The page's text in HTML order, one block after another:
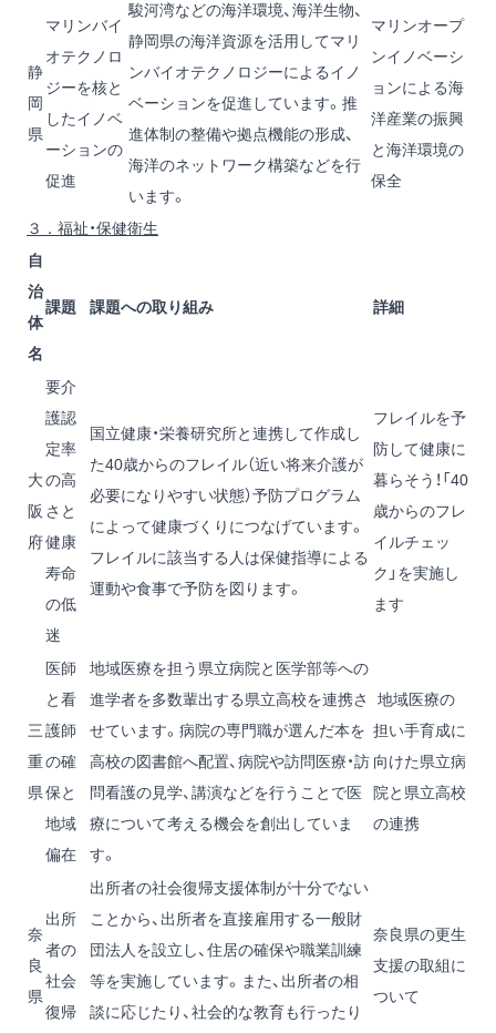
静
岡
県
マリンバイ
オテクノロ
ジーを核と
したイノベ
ーションの
促進
駿河湾などの海洋環境、海洋生物、
静岡県の海洋資源を活用してマリ
ンバイオテクノロジーによるイノ
ベーションを促進しています。推
進体制の整備や拠点機能の形成、
海洋のネットワーク構築などを行
います。
マリンオープ
ンイノベーシ
ョンによる海
洋産業の振興
と海洋環境の
保全
３．福祉・保健衛生
自
治
体
名
課題 課題への取り組み 詳細
大
阪
府
要介
護認
定率
の高
さと
健康
寿命
の低
迷
国立健康・栄養研究所と連携して作成し
た40歳からのフレイル（近い将来介護が
必要になりやすい状態）予防プログラム
によって健康づくりにつなげています。
フレイルに該当する人は保健指導による
運動や食事で予防を図ります。
フレイルを予
防して健康に
暮らそう！「40
歳からのフレ
イルチェッ
ク」を実施し
ます
三
重
県
医師
と看
護師
の確
保と
地域
偏在
地域医療を担う県立病院と医学部等への
進学者を多数輩出する県立高校を連携さ
せています。病院の専門職が選んだ本を
高校の図書館へ配置、病院や訪問医療・訪
問看護の見学、講演などを行うことで医
療について考える機会を創出していま
す。
地域医療の
担い手育成に
向けた県立病
院と県立高校
の連携
奈
良
県
出所
者の
社会
復帰
出所者の社会復帰支援体制が十分でない
ことから、出所者を直接雇用する一般財
団法人を設立し、住居の確保や職業訓練
等を実施しています。また、出所者の相
談に応じたり、社会的な教育も行ったり
奈良県の更生
支援の取組に
ついて